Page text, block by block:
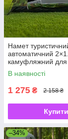
Намет
автоматичний
камуфляжний для
риболовлі,
чохлом
В наявності
1 275 ₴ 2 158 ₴
Купити
–34%